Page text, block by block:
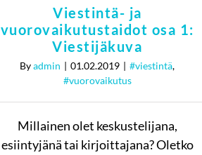
Viestintä- ja
vuorovaikutustaidot osa 1:
Viestijäkuva
Byadmin | 01.02.2019 | #viestintä,
#vuorovaikutus
Millainen olet keskustelijana,
esiintyjänä tai kirjoittajana? Oletko